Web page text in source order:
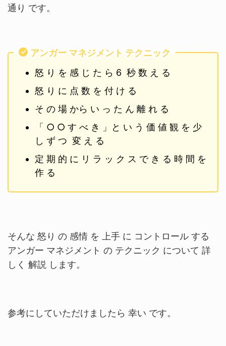
通り です。
アンガー マネジメント テクニック
怒 り を 感 じ た ら 6 秒 数 え る
怒 り に 点 数 を 付 け る
そ の 場 から い っ た ん 離 れ る
「 ○ ○ す べ き 」と い う 価 値 観 を 少
し ず つ 変 え る
定 期 的 に リ ラ ッ ク ス で き る 時 間 を
作 る
そんな 怒り の 感情 を 上手 に コントロール する
アンガー マネジメント の テクニック について 詳
しく 解説 します。
参考にしていただけましたら 幸い です。